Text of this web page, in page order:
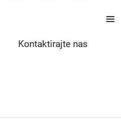
Kontaktirajte nas